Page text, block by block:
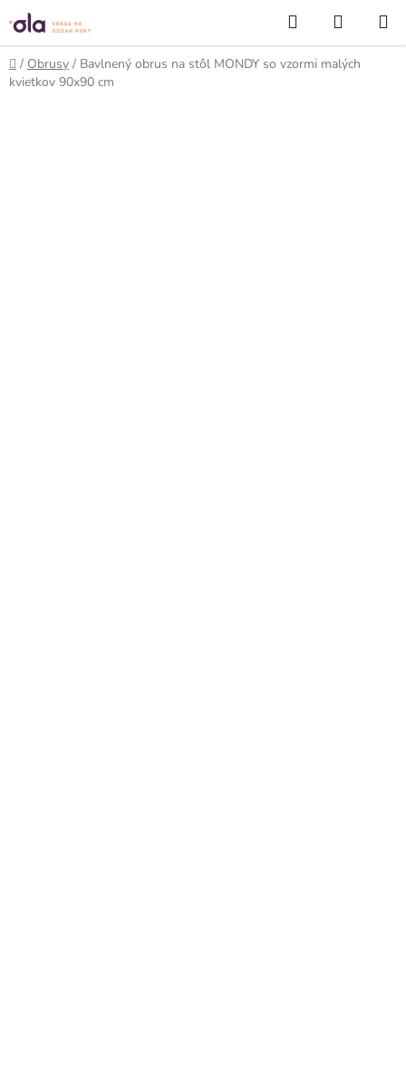
Prejsť
na
obsah
Hľadať
KOŠÍK
Domov
/ Obrusy / Bavlnený obrus na stôl MONDY so vzormi malých
kvietkov 90x90 cm